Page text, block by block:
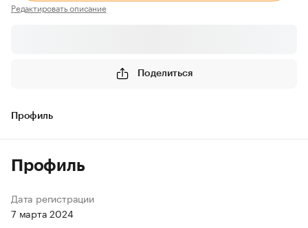
Редактировать описание
Поделиться
Профиль
Профиль
Дата регистрации
7 марта 2024